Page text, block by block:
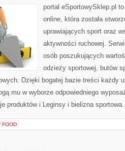
portal eSportowySklep.pl
online, która została
uprawiających sport oraz
aktywności ruchowej.
osób poszukujących
odzieży sportowej, butów
Dzięki bogatej bazie treści każdy
mu w wyborze odpowiedniego
produktów i Leginsy i bielizna
FOOD